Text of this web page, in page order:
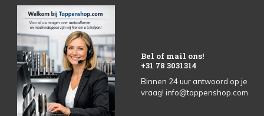
Bel of mail ons!
+31 78 3031314
Binnen 24 uur antwoord op je
vraag! info@tappenshop.com